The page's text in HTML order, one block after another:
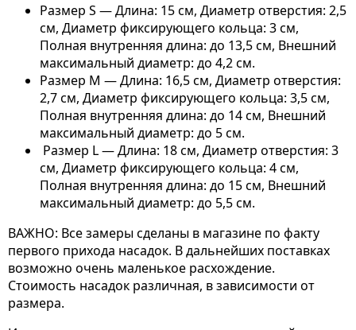
Размер S — Длина: 15 см, Диаметр отверстия: 2,5
см, Диаметр фиксирующего кольца: 3 см,
Полная внутренняя длина: до 13,5 см, Внешний
максимальный диаметр: до 4,2 см.
Размер M — Длина: 16,5 см, Диаметр отверстия:
2,7 см, Диаметр фиксирующего кольца: 3,5 см,
Полная внутренняя длина: до 14 см, Внешний
максимальный диаметр: до 5 см.
Размер L — Длина: 18 см, Диаметр отверстия: 3
см, Диаметр фиксирующего кольца: 4 см,
Полная внутренняя длина: до 15 см, Внешний
максимальный диаметр: до 5,5 см.
ВАЖНО: Все замеры сделаны в магазине по факту
первого прихода насадок. В дальнейших поставках
возможно очень маленькое расхождение.
Стоимость насадок различная, в зависимости от
размера.